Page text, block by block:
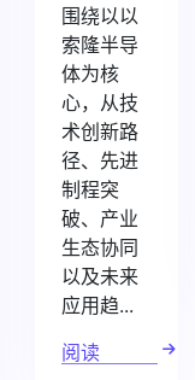
围绕以以
索隆半导
体为核
心，从技
术创新路
径、先进
制程突
破、产业
生态协同
以及未来
应用趋...
阅读